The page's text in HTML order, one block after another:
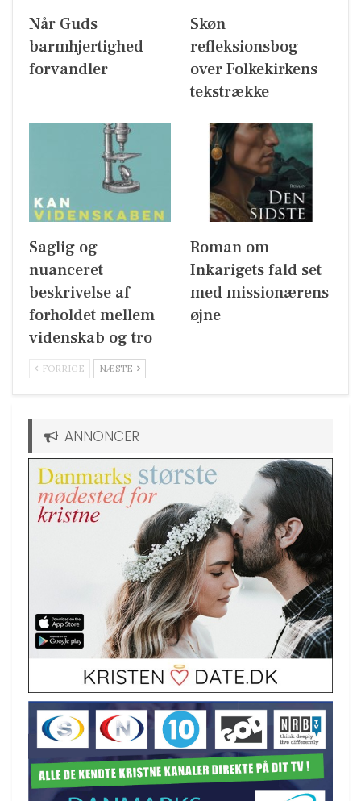
Når Guds
barmhjertighed
forvandler
Skøn
refleksionsbog
over Folkekirkens
tekstrække
Saglig og
nuanceret
beskrivelse af
forholdet mellem
videnskab og tro
Roman om
Inkarigets fald set
med missionærens
øjne
FORRIGE NÆSTE
ANNONCER